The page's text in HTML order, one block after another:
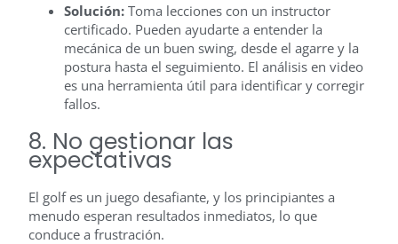
Solución: Toma lecciones con un instructor
certificado. Pueden ayudarte a entender la
mecánica de un buen swing, desde el agarre y la
postura hasta el seguimiento. El análisis en video
es una herramienta útil para identificar y corregir
fallos.
8. No gestionar las
expectativas
El golf es un juego desafiante, y los principiantes a
menudo esperan resultados inmediatos, lo que
conduce a frustración.